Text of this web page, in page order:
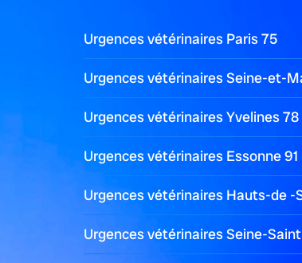
Urgences vétérinaires Paris75
Urgences vétérinaires Seine-et-
Urgences vétérinaires Yvelines78
Urgences vétérinaires Essonne91
Urgences vétérinaires Hauts-de -
Urgences vétérinaires Seine-